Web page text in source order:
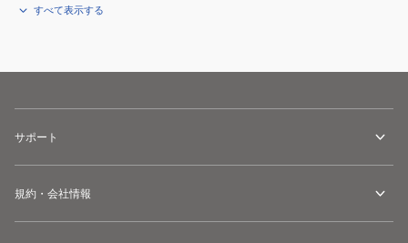
すべて表示する
サポート
規約・会社情報